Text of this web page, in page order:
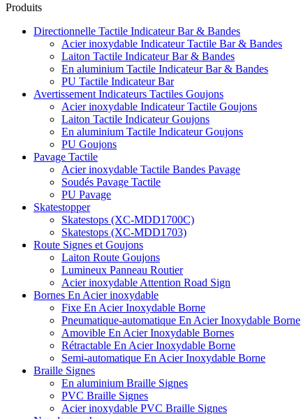
Produits
Directionnelle Tactile Indicateur Bar & Bandes
Acier inoxydable Indicateur Tactile Bar & Bandes
Laiton Tactile Indicateur Bar & Bandes
En aluminium Tactile Indicateur Bar & Bandes
PU Tactile Indicateur Bar
Avertissement Indicateurs Tactiles Goujons
Acier inoxydable Indicateur Tactile Goujons
Laiton Tactile Indicateur Goujons
En aluminium Tactile Indicateur Goujons
PU Goujons
Pavage Tactile
Acier inoxydable Tactile Bandes Pavage
Soudés Pavage Tactile
PU Pavage
Skatestopper
Skatestops (XC-MDD1700C)
Skatestops (XC-MDD1703)
Route Signes et Goujons
Laiton Route Goujons
Lumineux Panneau Routier
Acier inoxydable Attention Road Sign
Bornes En Acier inoxydable
Fixe En Acier Inoxydable Borne
Pneumatique-automatique En Acier Inoxydable Borne
Amovible En Acier Inoxydable Bornes
Rétractable En Acier Inoxydable Borne
Semi-automatique En Acier Inoxydable Borne
Braille Signes
En aluminium Braille Signes
PVC Braille Signes
Acier inoxydable PVC Braille Signes